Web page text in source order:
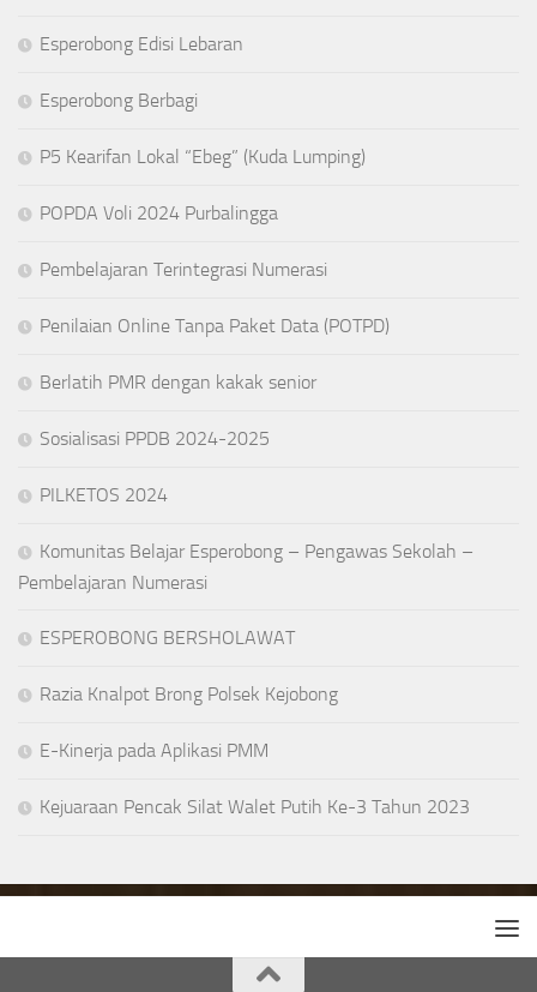
Esperobong Edisi Lebaran
Esperobong Berbagi
P5 Kearifan Lokal “Ebeg” (Kuda Lumping)
POPDA Voli 2024 Purbalingga
Pembelajaran Terintegrasi Numerasi
Penilaian Online Tanpa Paket Data (POTPD)
Berlatih PMR dengan kakak senior
Sosialisasi PPDB 2024-2025
PILKETOS 2024
Komunitas Belajar Esperobong – Pengawas Sekolah –
Pembelajaran Numerasi
ESPEROBONG BERSHOLAWAT
Razia Knalpot Brong Polsek Kejobong
E-Kinerja pada Aplikasi PMM
Kejuaraan Pencak Silat Walet Putih Ke-3 Tahun 2023